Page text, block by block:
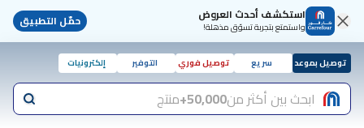
استكشف أحدث العروض
واستمتع بتجربة تسوّق مذهلة! حمّل التطبيق
توصيل بموعد سريع توصيل فوري التوفير إلكترونيات
ابحث بين أكثر من50,000+ منتج